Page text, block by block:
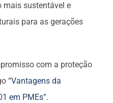
sustentável e
para as gerações
com a proteção
“Vantagens da
em PMEs”.